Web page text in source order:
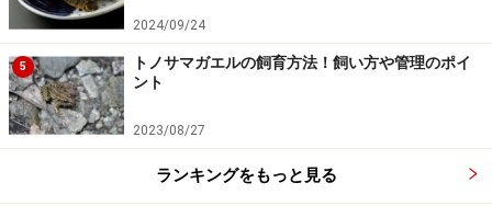
温度
やや高温に弱いため夏季の高温対策が必要。25℃程度が
上限と考える
特に必要なし
2024/09/24
5
トノサマガエルの飼育方法！飼い方や管理のポイ
ント
2023/08/27
ランキングをもっと見る